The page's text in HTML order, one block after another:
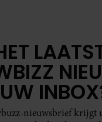
UW
nieuwsbrief krijgt